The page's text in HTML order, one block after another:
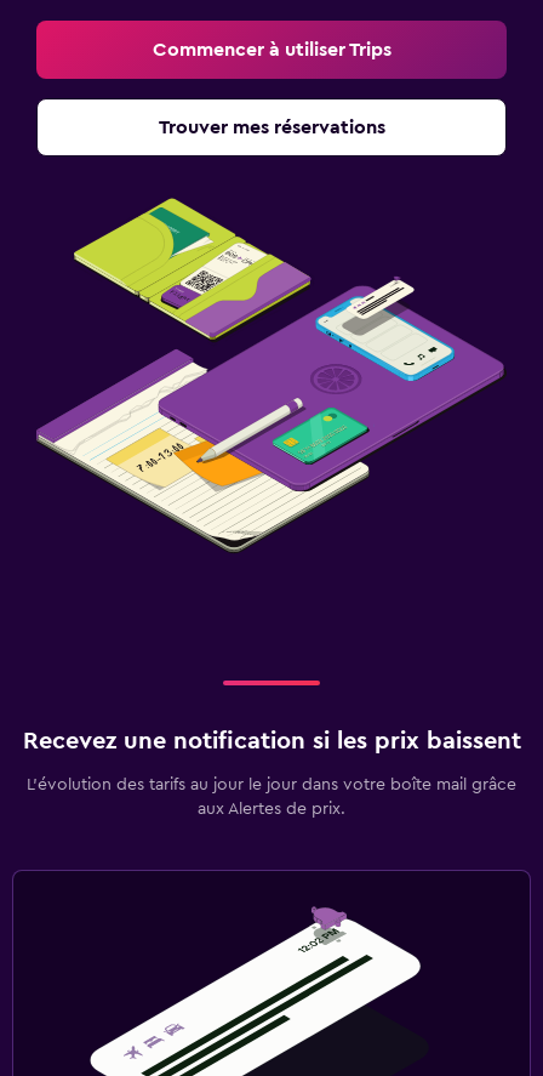
Commencer à utiliser Trips
Trouver mes réservations
Recevez une notification si les prix baissent
L’évolution des tarifs au jour le jour dans votre boîte mail grâce
aux Alertes de prix.